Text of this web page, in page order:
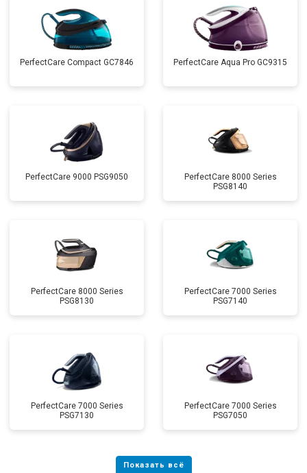
PerfectCare Compact GC7846 PerfectCare Aqua Pro GC9315
PerfectCare 9000 PSG9050
PerfectCare 8000 Series
PSG8140
PerfectCare 8000 Series
PSG8130
PerfectCare 7000 Series
PSG7140
PerfectCare 7000 Series
PSG7130
PerfectCare 7000 Series
PSG7050